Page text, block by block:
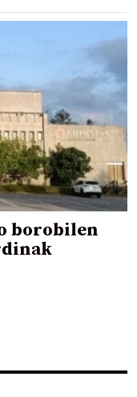
borobilen